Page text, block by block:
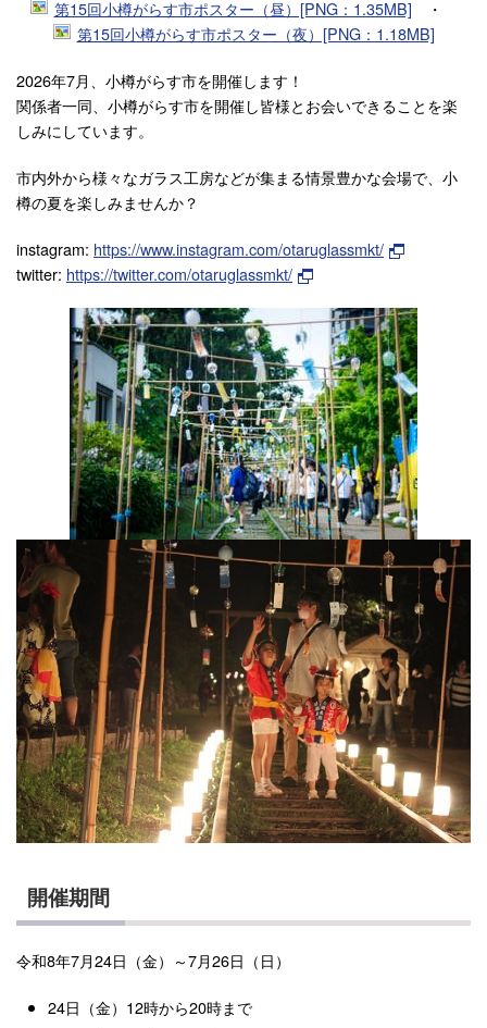
第15回小樽がらす市ポスター（昼）[PNG：1.35MB] ・
第15回小樽がらす市ポスター（夜）[PNG：1.18MB]
2026年7月、小樽がらす市を開催します！
関係者一同、小樽がらす市を開催し皆様とお会いできることを楽
しみにしています。
市内外から様々なガラス工房などが集まる情景豊かな会場で、小
樽の夏を楽しみませんか？
instagram: https://www.instagram.com/otaruglassmkt/
twitter: https://twitter.com/otaruglassmkt/
開催期間
令和8年7月24日（金）～7月26日（日）
24日（金）12時から20時まで